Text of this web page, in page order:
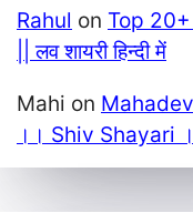
Rahul on Top
|| लव शायरी हिन्दी में
Mahi on
।। Shiv Shayari